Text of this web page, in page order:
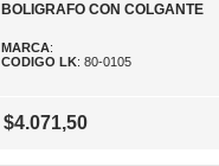
BOLIGRAFO CON COLGANTE
MARCA:
CODIGO LK: 80-0105
$4.071,50